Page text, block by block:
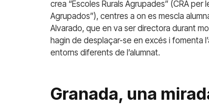
crea “Escoles Rurals Agrupades” (CRA
Agrupados”), centres a on es mescla
Alvarado, que en va ser directora durant
hagin de desplaçar-se en excés i fomenta
entorns diferents de l’alumnat.
Granada, una